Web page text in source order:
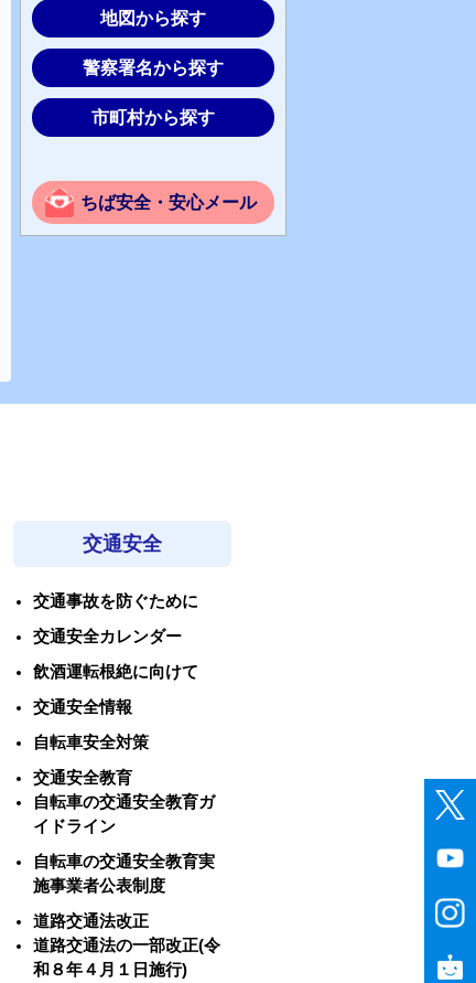
地図から探す
警察署名から探す
市町村から探す
ちば安全・安心メール
交通安全
交通事故を防ぐために
交通安全カレンダー
飲酒運転根絶に向けて
交通安全情報
自転車安全対策
交通安全教育
自転車の交通安全教育ガ
イドライン
自転車の交通安全教育実
施事業者公表制度
道路交通法改正
道路交通法の一部改正(令
和８年４月１日施行)